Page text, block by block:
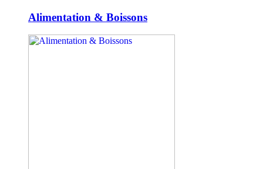
Alimentation & Boissons